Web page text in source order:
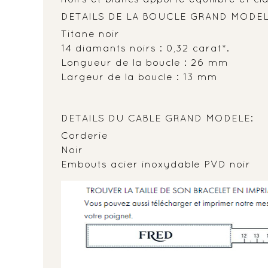
DETAILS DE LA BOUCLE GRAND
Titane noir
14 diamants noirs : 0,32 carat*.
Longueur de la boucle : 26 mm
Largeur de la boucle : 13 mm
DETAILS DU CABLE GRAND MODELE:
Corderie
Noir
Embouts acier inoxydable PVD noir